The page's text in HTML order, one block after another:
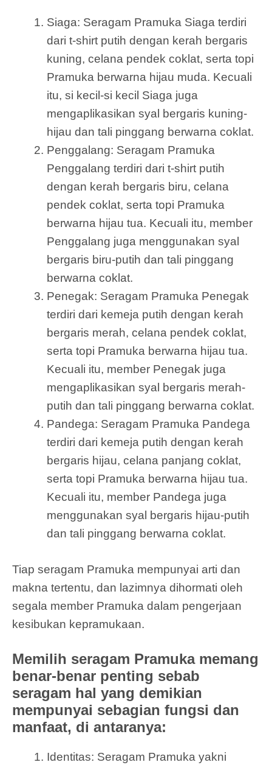
Siaga: Seragam Pramuka Siaga terdiri
dari t-shirt putih dengan kerah bergaris
kuning, celana pendek coklat, serta topi
Pramuka berwarna hijau muda. Kecuali
itu, si kecil-si kecil Siaga juga
mengaplikasikan syal bergaris kuning-
hijau dan tali pinggang berwarna coklat.
Penggalang: Seragam Pramuka
Penggalang terdiri dari t-shirt putih
dengan kerah bergaris biru, celana
pendek coklat, serta topi Pramuka
berwarna hijau tua. Kecuali itu, member
Penggalang juga menggunakan syal
bergaris biru-putih dan tali pinggang
berwarna coklat.
Penegak: Seragam Pramuka Penegak
terdiri dari kemeja putih dengan kerah
bergaris merah, celana pendek coklat,
serta topi Pramuka berwarna hijau tua.
Kecuali itu, member Penegak juga
mengaplikasikan syal bergaris merah-
putih dan tali pinggang berwarna coklat.
Pandega: Seragam Pramuka Pandega
terdiri dari kemeja putih dengan kerah
bergaris hijau, celana panjang coklat,
serta topi Pramuka berwarna hijau tua.
Kecuali itu, member Pandega juga
menggunakan syal bergaris hijau-putih
dan tali pinggang berwarna coklat.
Tiap seragam Pramuka mempunyai arti dan
makna tertentu, dan lazimnya dihormati oleh
segala member Pramuka dalam pengerjaan
kesibukan kepramukaan.
Memilih seragam Pramuka memang
benar-benar penting sebab
seragam hal yang demikian
mempunyai sebagian fungsi dan
manfaat, di antaranya:
Identitas: Seragam Pramuka yakni